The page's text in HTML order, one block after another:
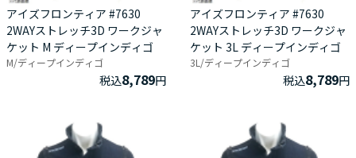
アイズフロンティア #7630
2WAYストレッチ3D ワークジャ
ケット M ディープインディゴ
M/ディープインディゴ
税込8,789円
アイズフロンティア #7630
2WAYストレッチ3D ワークジャ
ケット 3L ディープインディゴ
3L/ディープインディゴ
税込8,789円